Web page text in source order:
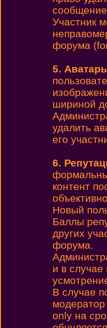
Участник
форума
5.
шириной
удалить
его
6.
контент
Новый
Баллы
других
форума.
и в случае
В случае
only на